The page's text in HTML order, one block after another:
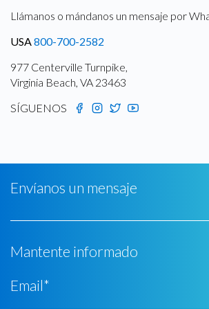
Llámanos o mándanos un mensaje por
USA 800-700-2582
977 Centerville Turnpike,
Virginia Beach, VA 23463
SÍGUENOS
Envíanos un mensaje
Mantente informado
Email*